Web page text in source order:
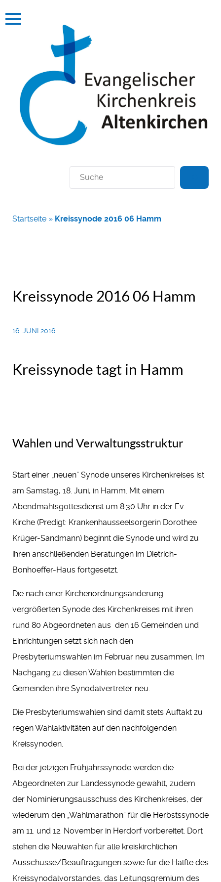
Suchen
Startseite » Kreissynode 2016 06 Hamm
Kreissynode 2016 06 Hamm
16. JUNI 2016
Kreissynode tagt in Hamm
Wahlen und Verwaltungsstruktur
Start einer „neuen“ Synode unseres Kirchenkreises ist
am Samstag, 18. Juni, in Hamm. Mit einem
Abendmahlsgottesdienst um 8.30 Uhr in der Ev.
Kirche (Predigt: Krankenhausseelsorgerin Dorothee
Krüger-Sandmann) beginnt die Synode und wird zu
ihren anschließenden Beratungen im Dietrich-
Bonhoeffer-Haus fortgesetzt.
Die nach einer Kirchenordnungsänderung
vergrößerten Synode des Kirchenkreises mit ihren
rund 80 Abgeordneten aus den 16 Gemeinden und
Einrichtungen setzt sich nach den
Presbyteriumswahlen im Februar neu zusammen. Im
Nachgang zu diesen Wahlen bestimmten die
Gemeinden ihre Synodalvertreter neu.
Die Presbyteriumswahlen sind damit stets Auftakt zu
regen Wahlaktivitäten auf den nachfolgenden
Kreissynoden.
Bei der jetzigen Frühjahrssynode werden die
Abgeordneten zur Landessynode gewählt, zudem
der Nominierungsausschuss des Kirchenkreises, der
wiederum den „Wahlmarathon“ für die Herbstssynode
am 11. und 12. November in Herdorf vorbereitet. Dort
stehen die Neuwahlen für alle kreiskirchlichen
Ausschüsse/Beauftragungen sowie für die Hälfte des
Kreissynodalvorstandes, das Leitungsgremium des